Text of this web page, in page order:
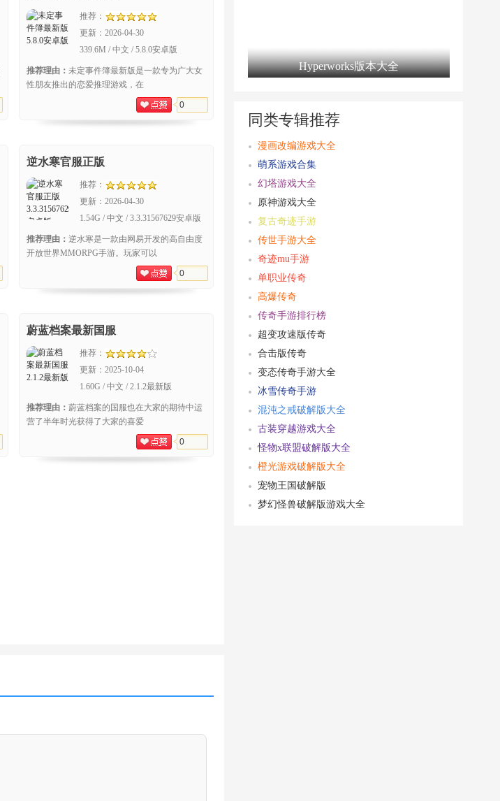
推荐：
更新： 2026-04-30
339.6M / 中文 / 5.8.0安卓版
推荐理由： 未定事件簿最新版是一款专为广大女
性朋友推出的恋爱推理游戏，在
0
逆水寒官服正版
推荐：
更新： 2026-04-30
1.54G / 中文 / 3.3.31567629安卓版
推荐理由： 逆水寒是一款由网易开发的高自由度
开放世界MMORPG手游。玩家可以
0
蔚蓝档案最新国服
推荐：
更新： 2025-10-04
1.60G / 中文 / 2.1.2最新版
推荐理由： 蔚蓝档案的国服也在大家的期待中运
营了半年时光获得了大家的喜爱
0
Hyperworks版本大全
同类专辑推荐
漫画改编游戏大全
萌系游戏合集
幻塔游戏大全
原神游戏大全
复古奇迹手游
传世手游大全
奇迹mu手游
单职业传奇
高爆传奇
传奇手游排行榜
超变攻速版传奇
合击版传奇
变态传奇手游大全
冰雪传奇手游
混沌之戒破解版大全
古装穿越游戏大全
怪物x联盟破解版大全
橙光游戏破解版大全
宠物王国破解版
梦幻怪兽破解版游戏大全